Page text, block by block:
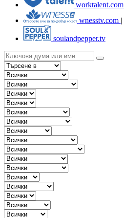
worktalent.com
wnesstv.com |
soulandpepper.tv